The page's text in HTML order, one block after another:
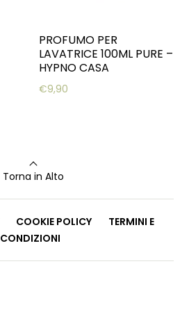
PROFUMO PER
LAVATRICE 100ML PURE –
HYPNO CASA
€9,90
Torna in Alto
COOKIE POLICY
TERMINI E
CONDIZIONI